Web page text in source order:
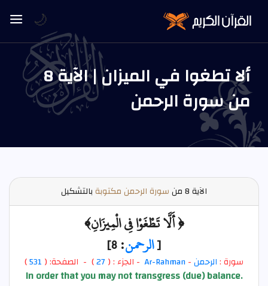
ألا تطغوا في الميزان | الآية 8
من سورة الرحمن
الآية سورة الرحمن مكتوبةبالتشكيل
﴿ أَلَّا تَطْغَوْا فِي الْمِيزَانِ﴾
[الرحمن: 8]
سورة :الرحمن-
Ar-Rahman - الجزء : ( 27) - الصفحة: ( 531
)
In order that you may not transgress (due) balance.
🌙